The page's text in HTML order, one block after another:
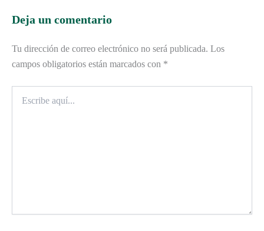
Deja un comentario
Tu dirección de correo electrónico no será publicada. Los
campos obligatorios están marcados con *
aquí...